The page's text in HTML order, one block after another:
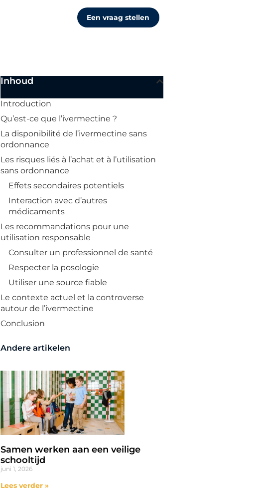
Een vraag stellen
Inhoud
Introduction
Qu’est-ce que l’ivermectine ?
La disponibilité de l’ivermectine sans
ordonnance
Les risques liés à l’achat et à l’utilisation
sans ordonnance
Effets secondaires potentiels
Interaction avec d’autres
médicaments
Les recommandations pour une
utilisation responsable
Consulter un professionnel de santé
Respecter la posologie
Utiliser une source fiable
Le contexte actuel et la controverse
autour de l’ivermectine
Conclusion
Andere artikelen
Samen werken aan een veilige
schooltijd
juni 1, 2026
Lees verder »